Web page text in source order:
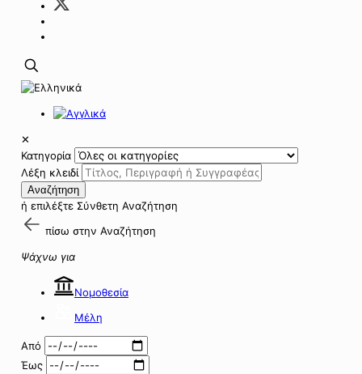
✕
Κατηγορία
Λέξη κλειδί
Αναζήτηση
ή επιλέξτε Σύνθετη Αναζήτηση
πίσω στην Αναζήτηση
Ψάχνω για
Νομοθεσία
Μέλη
Από
Έως